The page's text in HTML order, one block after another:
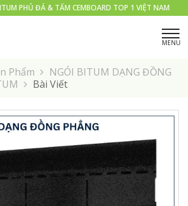
PHỦ ĐÁ & TẤM CEMBOARD TOP 1 VIỆT NAM
Phẩm
NGÓI BITUM DẠNG ĐỒNG
Bài Viết